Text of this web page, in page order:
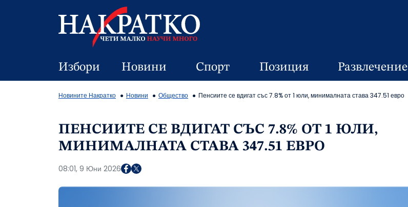
Избори Новини Спорт Позиция Развлечение
Новините Накратко Новини Общество Пенсиите се вдигат със 7.8% от 1 юли, минималната става 347.51 евро
ПЕНСИИТЕ СЕ ВДИГАТ СЪС 7.8% ОТ 1 ЮЛИ,
МИНИМАЛНАТА СТАВА 347.51 ЕВРО
08:01, 9 Юни 2026